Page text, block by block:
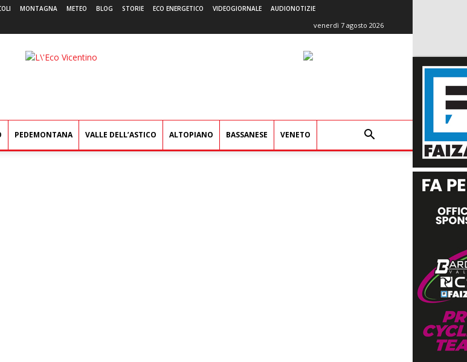
MONTAGNA METEO BLOG STORIE ECO ENERGETICO VIDEOGIORNALE AUDIONOTIZIE
venerdì 7 agosto 2026
L'Eco
PEDEMONTANA VALLE DELL’ASTICO ALTOPIANO BASSANESE VENETO